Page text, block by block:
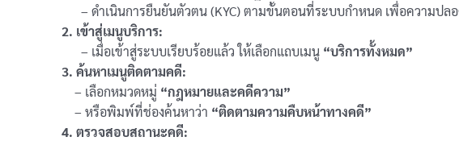
– ดำเนินการยืนยันตัวตน (KYC) ตามขั้นตอนที่ระบบกำหนด เพื่อความปลอ
2. เข้าสู่เมนูบริการ:
– เมื่อเข้าสู่ระบบเรียบร้อยแล้ว ให้เลือกแถบเมนู “บริการทั้งหมด”
3. ค้นหาเมนูติดตามคดี:
– เลือกหมวดหมู่ “กฎหมายและคดีความ”
– หรือพิมพ์ที่ช่องค้นหาว่า “ติดตามความคืบหน้าทางคดี”
4. ตรวจสอบสถานะคดี: